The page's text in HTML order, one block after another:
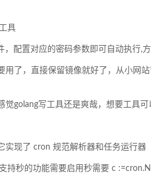
具
配置对应的密码参数即可自动执行,
了，直接保留镜像就好了，从小网
觉golang写工具还是爽哉，想要工具
实现了 cron 规范解析器和任务运行器
秒的功能需要启用秒需要 c